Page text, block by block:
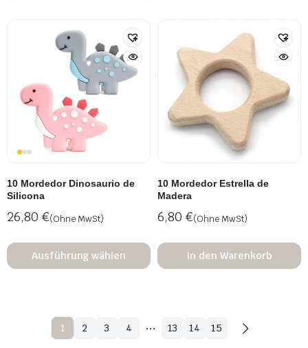
10 Mordedor Dinosaurio de
Silicona
26,80 €(Ohne MwSt)
Ausführung wählen
10 Mordedor Estrella de
Madera
6,80 €(Ohne MwSt)
In den Warenkorb
1 2 3 4 … 13 14 15